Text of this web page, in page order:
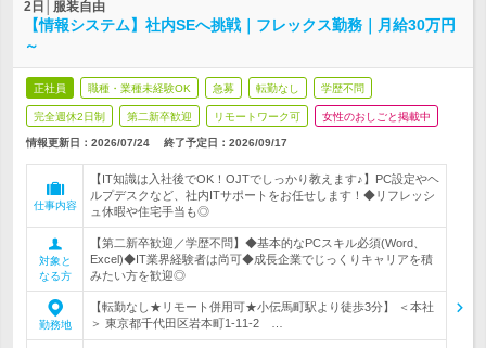
2日│服装自由
【情報システム】社内SEへ挑戦｜フレックス勤務｜月給30万円
～
正社員 職種・業種未経験OK 急募 転勤なし 学歴不問
完全週休2日制 第二新卒歓迎 リモートワーク可 女性のおしごと掲載中
情報更新日：2026/07/24 終了予定日： 2026/09/17
仕事内容
【IT知識は入社後でOK！OJTでしっかり教えます♪】PC設定やヘ
ルプデスクなど、社内ITサポートをお任せします！◆リフレッシ
ュ休暇や住宅手当も◎
対象と
なる方
【第二新卒歓迎／学歴不問】◆基本的なPCスキル必須(Word、
Excel)◆IT業界経験者は尚可◆成長企業でじっくりキャリアを積
みたい方を歓迎◎
勤務地
【転勤なし★リモート併用可★小伝馬町駅より徒歩3分】 ＜本社
＞ 東京都千代田区岩本町1-11-2 …